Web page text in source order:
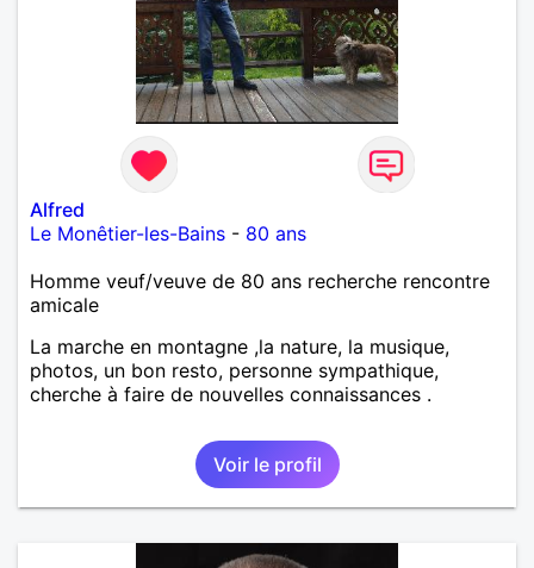
Alfred
Le Monêtier-les-Bains - 80 ans
Homme veuf/veuve de 80 ans recherche rencontre
amicale
La marche en montagne ,la nature, la musique,
photos, un bon resto, personne sympathique,
cherche à faire de nouvelles connaissances .
Voir le profil